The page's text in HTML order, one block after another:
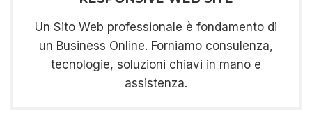
Un Sito Web professionale è fondamento di
un Business Online. Forniamo consulenza,
tecnologie, soluzioni chiavi in mano e
assistenza.